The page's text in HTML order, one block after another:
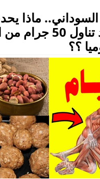
السوداني.. ماذا
لجسمك عند تناول 50
؟؟